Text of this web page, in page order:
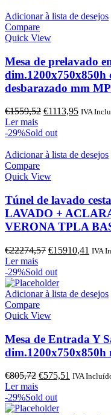
€377,44.€269,60.
Adicionar à lista de desejos
Compare
Quick View
Mesa de prelavado
dim.1200x750x850h
desbarazado mm
€1559,52 O
original
€1559,52.
€1113,95O
€1113,95.
IVA
Ler mais
-29%Sold out
Adicionar à lista de desejos
Compare
Quick View
Túnel de lavado
LAVADO +
VERONA TPLA
€22274,57 O
original
era:
€22274,57.
€15910,41 O
IVA
Ler mais
-29%Sold out
Adicionar à lista de desejos
Compare
Quick View
Mesa de Entrada Y
dim.1200x750x850h
€805,72 O
original
era:
€575,51 O
IVA
Ler mais
-29%Sold out